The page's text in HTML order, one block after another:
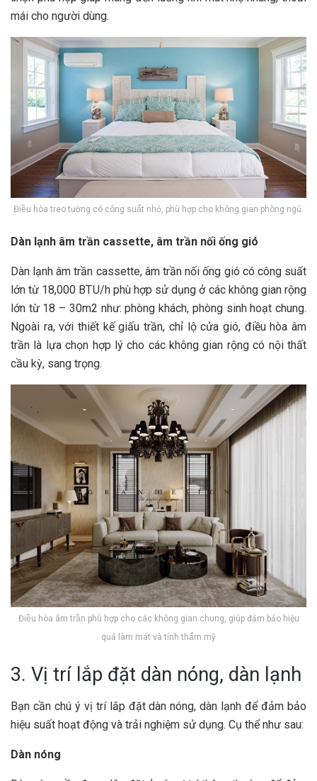
mái cho người dùng.
Điều hòa treo tường có công suất nhỏ, phù hợp cho không gian phòng ngủ.
Dàn lạnh âm trần cassette, âm trần nối ống gió
Dàn lạnh âm trần cassette, âm trần nối ống gió có công suất
lớn từ 18,000 BTU/h phù hợp sử dụng ở các không gian rộng
lớn từ 18 – 30m2 như: phòng khách, phòng sinh hoạt chung.
Ngoài ra, với thiết kế giấu trần, chỉ lộ cửa gió, điều hòa âm
trần là lựa chọn hợp lý cho các không gian rộng có nội thất
cầu kỳ, sang trọng.
Điều hòa âm trần phù hợp cho các không gian chung, giúp đảm bảo hiệu
quả làm mát và tính thẩm mỹ
3. Vị trí lắp đặt dàn nóng, dàn lạnh
Bạn cần chú ý vị trí lắp đặt dàn nóng, dàn lạnh để đảm bảo
hiệu suất hoạt động và trải nghiệm sử dụng. Cụ thể như sau:
Dàn nóng